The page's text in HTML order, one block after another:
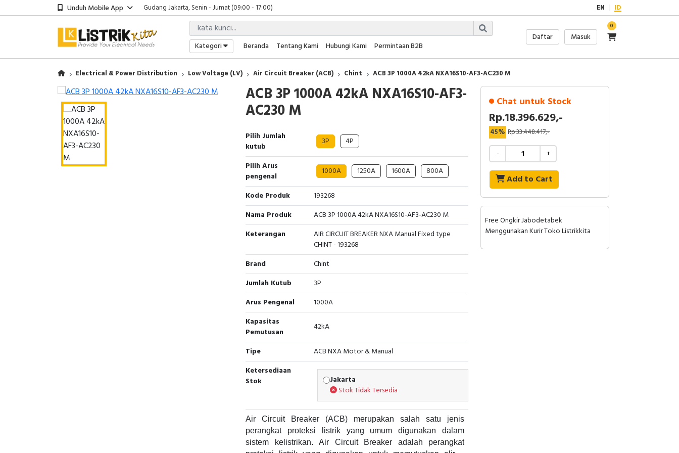
Unduh Mobile App
Gudang Jakarta, Senin - Jumat (09:00 - 17:00)
Showroom Bali, Senin - Jumat (09:00 - 17:00)
Kantor Jakarta, Senin - Jumat (08:00 - 17:00)
Gudang Jakarta, Senin - Jumat (09:00 - 17:00)
Showroom Bali, Senin - Jumat (09:00 - 17:00)
EN ID
Kategori Beranda Tentang Kami Hubungi Kami Permintaan B2B
Daftar Masuk
0
Electrical & Power Distribution Low Voltage (LV) Air Circuit Breaker (ACB) Chint ACB 3P 1000A 42kA NXA16S10-AF3-AC230 M
ACB 3P 1000A 42kA NXA16S10-AF3-
AC230 M
Pilih Jumlah
kutub
3P 4P
Pilih Arus
pengenal
1000A 1250A 1600A 800A
Kode Produk
193268
Nama Produk
ACB 3P 1000A 42kA NXA16S10-AF3-AC230 M
Keterangan
AIR CIRCUIT BREAKER NXA Manual Fixed type
CHINT - 193268
Brand
Chint
Jumlah Kutub
3P
Arus Pengenal
1000A
Kapasitas
Pemutusan
42kA
Tipe
ACB NXA Motor & Manual
Ketersediaan
Stok
Jakarta
Stok Tidak Tersedia
Air Circuit Breaker (ACB) merupakan salah satu jenis
perangkat proteksi listrik yang umum digunakan dalam
sistem kelistrikan. Air Circuit Breaker adalah perangkat
Chat untuk Stock
Rp.18.396.629,-
45% Rp.33.448.417,-
- +
Add to Cart
Free Ongkir Jabodetabek
Menggunakan Kurir Toko Listrikkita